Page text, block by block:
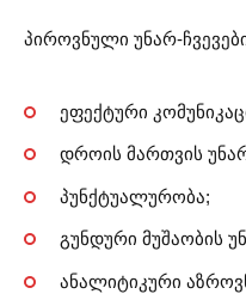
პიროვნული უნარ-
ეფექტური
დროის მართვის
პუნქტუალურობა;
გუნდური მუშაობის
ანალიტიკური